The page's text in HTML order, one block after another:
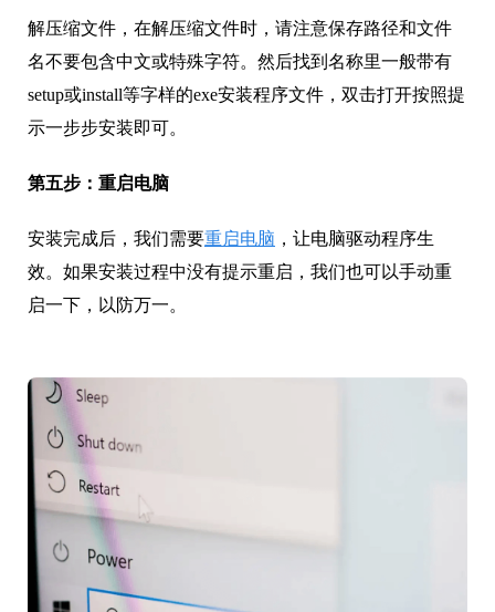
解压缩文件，在解压缩文件时，请注意保存路径和文件
名不要包含中文或特殊字符。然后找到名称里一般带有
setup或install等字样的exe安装程序文件，双击打开按照提
示一步步安装即可。
第五步：重启电脑
安装完成后，我们需要重启电脑 ，让电脑驱动程序生
效。如果安装过程中没有提示重启，我们也可以手动重
启一下，以防万一。